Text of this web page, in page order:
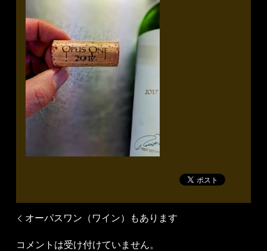
オーパスワン（ワイン）もあります
コメントは受け付けていません。